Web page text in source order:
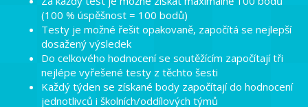
(100 % úspěšnost = 100 bodů)
Testy je možné řešit opakovaně, započítá se nejlepší
dosažený výsledek
Do celkového hodnocení se soutěžícím započítají tři
nejlépe vyřešené testy z těchto šesti
Každý týden se získané body započítají do hodnocení
jednotlivců i školních/oddílových týmů